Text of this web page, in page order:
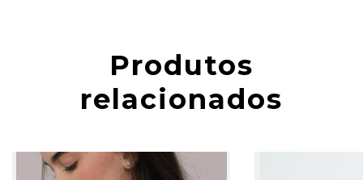
Produtos
relacionados